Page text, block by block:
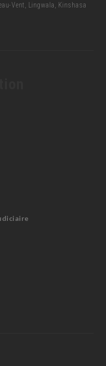
Vent, Lingwala, Kinshasa